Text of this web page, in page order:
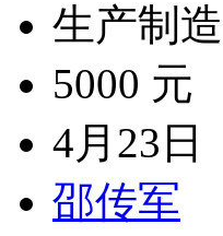
生产制
5000 元
4月23日
邵传军